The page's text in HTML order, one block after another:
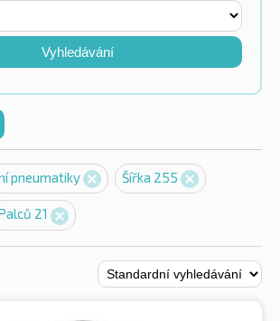
Vyhledávání
pneumatiky Šířka 255
21